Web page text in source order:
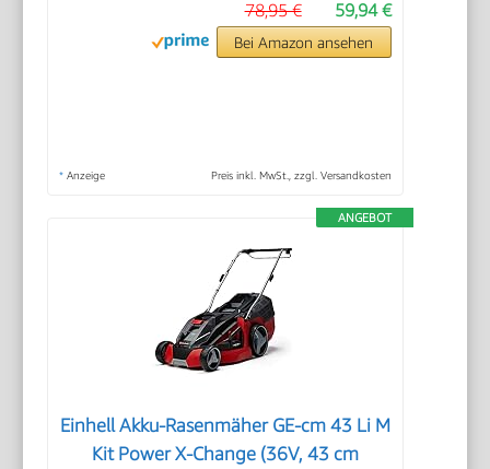
59,94 €
78,95 €
Bei Amazon ansehen
* Anzeige Preis inkl. MwSt., zzgl. Versandkosten
ANGEBOT
Einhell Akku-Rasenmäher GE-cm 43 Li M
Kit Power X-Change (36V, 43 cm